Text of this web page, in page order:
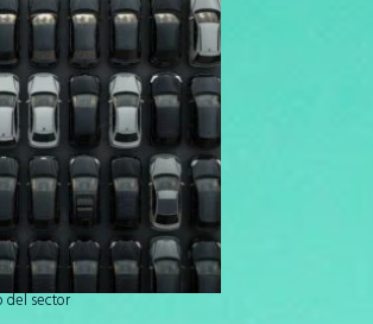
del sector
a nuestro sitio web!
de tasación y subasta o visita nuestro
web para más información.